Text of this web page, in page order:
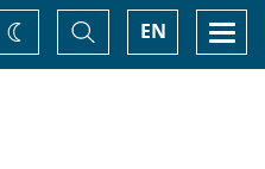
EN
Basculer
la
recherche
Changez
de